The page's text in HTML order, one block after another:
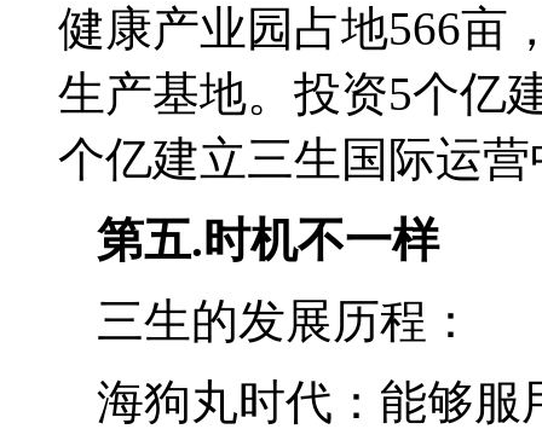
健康产业园占地566亩
生产基地。投资5个亿
个亿建立三生国际运
第五.时机不一样
三生的发展历程：
海狗丸时代：能够服